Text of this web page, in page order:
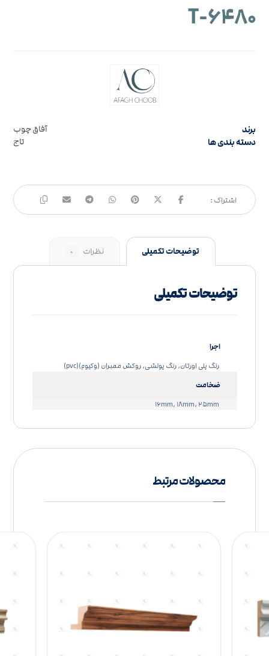
۶۴۸۰-T
برند آفاق چوب
دسته بندی ها تاج
توضیحات تکمیلی نظرات ۰
توضیحات تکمیلی
اجرا
رنگ پلی اورتان, رنگ پولشی, روکش ممبران (وکیوم)(pvc)
ضخامت
۱۶mm, ۱۸mm, ۲۵mm
محصولات مرتبط